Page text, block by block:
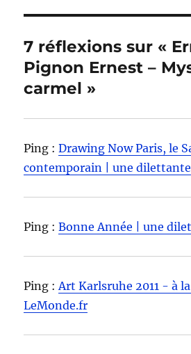
7 réflexions sur «
Pignon Ernest –
carmel »
Ping :Drawing Now Paris, le
contemporain | une dilettante
Ping :Bonne Année | une
Ping :Art Karlsruhe 2011 - à
LeMonde.fr